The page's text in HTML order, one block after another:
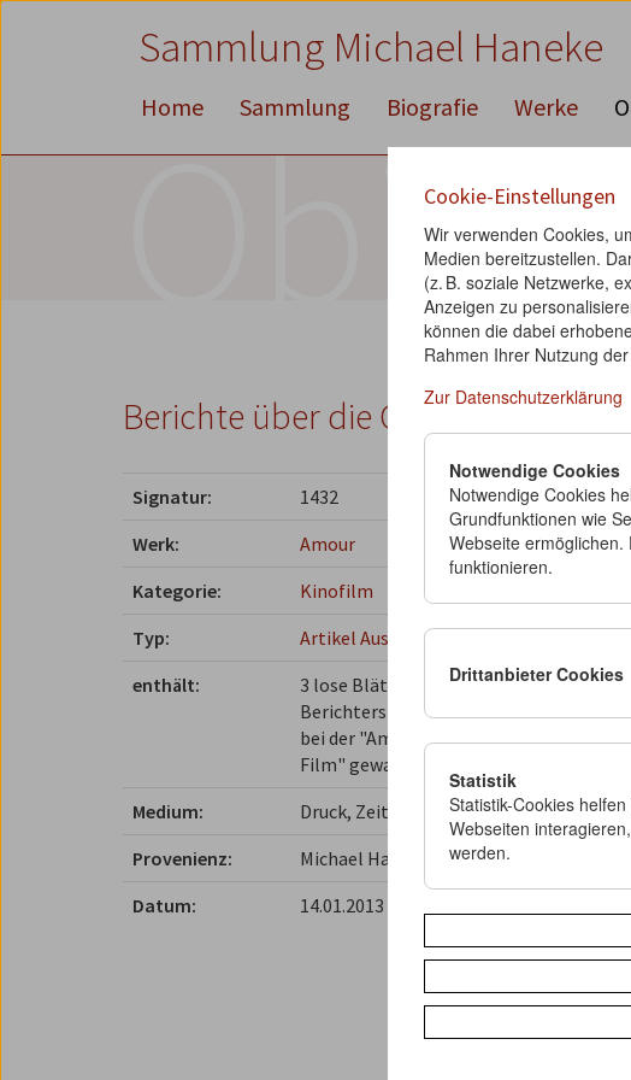
Zum
Zum
Zur
Sammlung Michael Haneke
Home Sammlung Biografie Werke
Berichte über die Golden Globes,
Signatur:
1432
Werk:
Amour
Kategorie:
Kinofilm
Typ:
Artikel Auszeichnung
enthält:
3 lose Blätter: Inserat (S. 5) und
Berichterstattung zur Verleihung der
bei der "Amour" den Preis für den "Best
Film" gewann
Medium:
Druck, Zeitungspapier
Provenienz:
Michael Haneke
Datum:
14.01.2013
Cookie-Einstellungen
Wir verwenden Cookies,
Medien bereitzustellen.
(z. B. soziale Netzwerke,
Anzeigen zu
können die dabei
Rahmen Ihrer Nutzung
Zur Datenschutzerklärung
Notwendige Cookies
Notwendige Cookies
Grundfunktionen wie
Webseite
funktionieren.
Drittanbieter Cookies
Statistik
Statistik-Cookies
Webseiten
werden.